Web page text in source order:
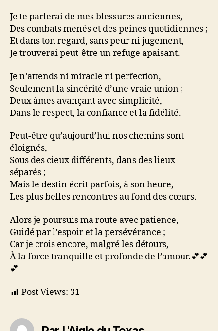
Je te parlerai de mes blessures anciennes,
Des combats menés et des peines quotidiennes ;
Et dans ton regard, sans peur ni jugement,
Je trouverai peut-être un refuge apaisant.
Je n’attends ni miracle ni perfection,
Seulement la sincérité d’une vraie union ;
Deux âmes avançant avec simplicité,
Dans le respect, la confiance et la fidélité.
Peut-être qu’aujourd’hui nos chemins sont
éloignés,
Sous des cieux différents, dans des lieux
séparés ;
Mais le destin écrit parfois, à son heure,
Les plus belles rencontres au fond des cœurs.
Alors je poursuis ma route avec patience,
Guidé par l’espoir et la persévérance ;
Car je crois encore, malgré les détours,
À la force tranquille et profonde de l’amour.💕💕
💕
Post Views: 31